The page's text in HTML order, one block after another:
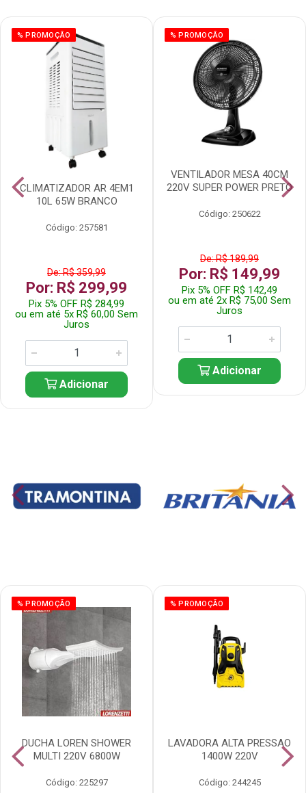
% PROMOÇÃO
CLIMATIZADOR AR 4EM1
10L 65W BRANCO
Código: 257581
De: R$ 359,99
Por: R$ 299,99
Pix 5% OFF R$ 284,99
ou em até 5x R$ 60,00 Sem
Juros
Adicionar
% PROMOÇÃO
VENTILADOR MESA 40CM
220V SUPER POWER PRETO
Código: 250622
De: R$ 189,99
Por: R$ 149,99
Pix 5% OFF R$ 142,49
ou em até 2x R$ 75,00 Sem
Juros
Adicionar
% PROMOÇÃO
DUCHA LOREN SHOWER
MULTI 220V 6800W
Código: 225297
% PROMOÇÃO
LAVADORA ALTA PRESSAO
1400W 220V
Código: 244245